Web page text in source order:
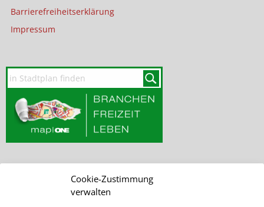
Cookie-Zustimmung
verwalten
Barrierefreiheitserklärung
Impressum
SEITE DURCHSUCHEN